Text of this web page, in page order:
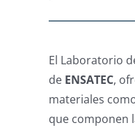
El Laboratorio
de ENSATEC,
materiales
que componen